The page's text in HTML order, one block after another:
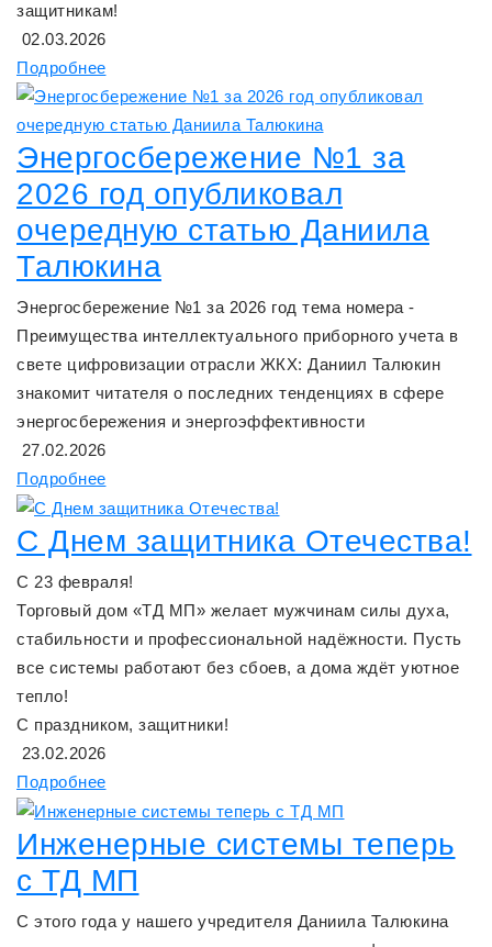
защитникам!
02.03.2026
Подробнее
Энергосбережение №1 за
2026 год опубликовал
очередную статью Даниила
Талюкина
Энергосбережение №1 за 2026 год тема номера -
Преимущества интеллектуального приборного учета в
свете цифровизации отрасли ЖКХ: Даниил Талюкин
знакомит читателя о последних тенденциях в сфере
энергосбережения и энергоэффективности
27.02.2026
Подробнее
С Днем защитника Отечества!
С 23 февраля!
Торговый дом «ТД МП» желает мужчинам силы духа,
стабильности и профессиональной надёжности. Пусть
все системы работают без сбоев, а дома ждёт уютное
тепло!
С праздником, защитники!
23.02.2026
Подробнее
Инженерные системы теперь
с ТД МП
С этого года у нашего учредителя Даниила Талюкина